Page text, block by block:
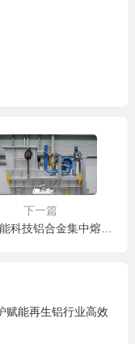
下一篇
赋能再生铝行业高效